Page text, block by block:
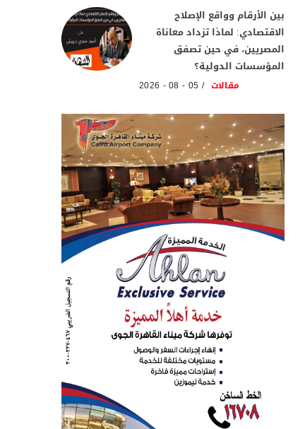
بين الأرقام وواقع الإصلاح
الاقتصادي: لماذا تزداد معاناة
المصريين، في حين تصفق
المؤسسات الدولية؟
مقالات 05 - 08 - 2026